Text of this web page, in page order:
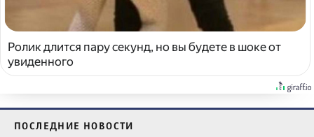
Ролик длится пару секунд, но вы будете в шоке от
увиденного
ПОСЛЕДНИЕ НОВОСТИ